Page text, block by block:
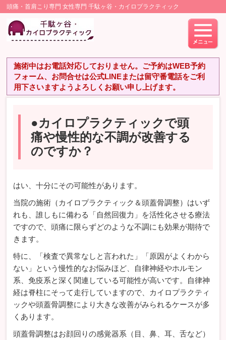
頭痛・首肩こり専門 女性専門 千駄ヶ谷・カイロプラクティック
施術中はお電話対応しておりません。ご予約はWEB予約
フォーム、お問合せは公式LINEまたは留守番電話をご利
用下さいますようよろしくお願い申し上げます。
●カイロプラクティックで頭
痛や慢性的な不調が改善する
のですか？
はい、十分にその可能性があります。
当院の施術（カイロプラクティック＆頭蓋骨調整）はいず
れも、誰しもに備わる「自然回復力」を活性化させる療法
ですので、頭痛に限らずどのような不調にも効果が期待で
きます。
特に、「検査で異常なしと言われた」「原因がよくわから
ない」という慢性的なお悩みほど、自律神経やホルモン
系、免疫系と深く関連している可能性が高いです。自律神
経は脊柱にそって走行していますので、カイロプラクティ
ックや頭蓋骨調整により大きな改善がみられるケースが多
くあります。
頭蓋骨調整はお顔回りの感覚器系（目、鼻、耳、舌など）